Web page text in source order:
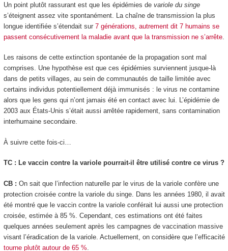
Un point plutôt rassurant est que les épidémies de variole du singe
s’éteignent assez vite spontanément. La chaîne de transmission la plus
longue identifiée s’étendait sur 7 générations, autrement dit 7 humains se
passent consécutivement la maladie avant que la transmission ne s’arrête.
Les raisons de cette extinction spontanée de la propagation sont mal
comprises. Une hypothèse est que ces épidémies surviennent jusque-là
dans de petits villages, au sein de communautés de taille limitée avec
certains individus potentiellement déjà immunisés : le virus ne contamine
alors que les gens qui n’ont jamais été en contact avec lui. L’épidémie de
2003 aux États-Unis s’était aussi arrêtée rapidement, sans contamination
interhumaine secondaire.
À suivre cette fois-ci…
TC : Le vaccin contre la variole pourrait-il être utilisé contre ce virus ?
CB : On sait que l’infection naturelle par le virus de la variole confère une
protection croisée contre la variole du singe. Dans les années 1980, il avait
été montré que le vaccin contre la variole conférait lui aussi une protection
croisée, estimée à 85 %. Cependant, ces estimations ont été faites
quelques années seulement après les campagnes de vaccination massive
visant l’éradication de la variole. Actuellement, on considère que l’efficacité
tourne plutôt autour de 65 %